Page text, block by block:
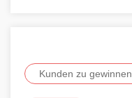
Kunden zu gewinnen,